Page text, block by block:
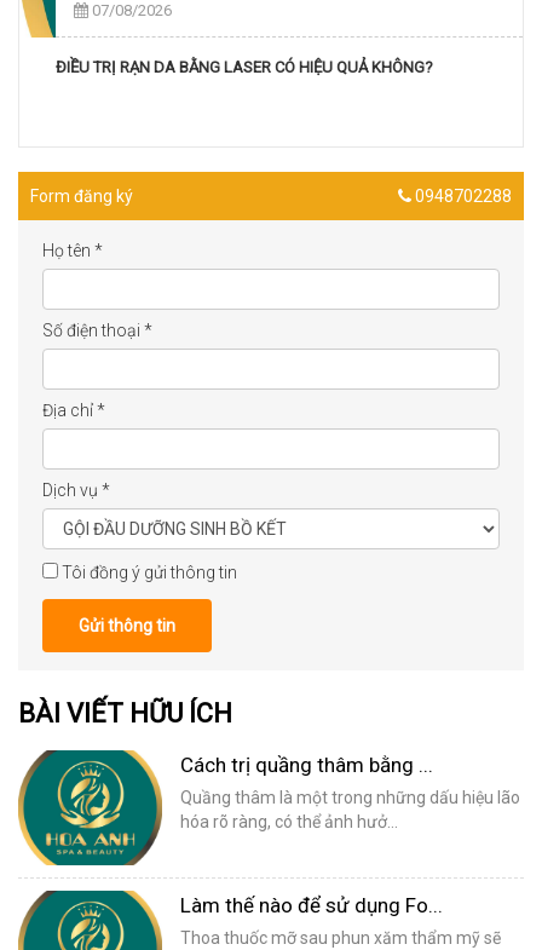
07/08/2026
ĐIỀU TRỊ RẠN DA BẰNG LASER CÓ HIỆU QUẢ KHÔNG?
Form đăng ký 0948702288
Họ tên *
Số điện thoại *
Địa chỉ*
Dịch vụ *
Tôi đồng ý gửi thông tin
Gửi thông tin
BÀI VIẾT HỮU ÍCH
Cách trị quầng thâm bằng ...
Quầng thâm là một trong những dấu hiệu lão
hóa rõ ràng, có thể ảnh hưở...
Làm thế nào để sử dụng Fo...
Thoa thuốc mỡ sau phun xăm thẩm mỹ sẽ